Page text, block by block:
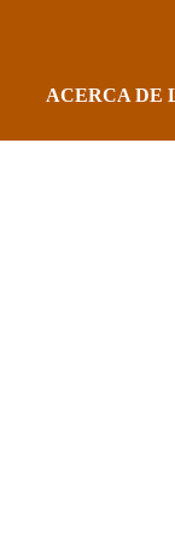
ACERCA DE